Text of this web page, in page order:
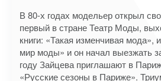
В 80-х годах модельер открыл
первый в стране Театр Моды,
книги: «Такая изменчивая мода»,
мир моды» и он начал выезжать
году Зайцева приглашают в
«Русские сезоны в Париже».